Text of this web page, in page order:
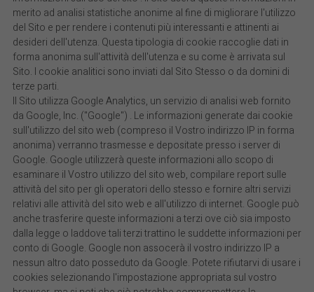
merito ad analisi statistiche anonime al fine di migliorare l'utilizzo
del Sito e per rendere i contenuti più interessanti e attinenti ai
desideri dell'utenza. Questa tipologia di cookie raccoglie dati in
forma anonima sull'attività dell'utenza e su come è arrivata sul
Sito. I cookie analitici sono inviati dal Sito Stesso o da domini di
terze parti.
Il Sito utilizza Google Analytics, un servizio di analisi web fornito
da Google, Inc. ("Google") . Le informazioni generate dai cookie
sull'utilizzo del sito web (compreso il Vostro indirizzo IP in forma
anonima) verranno trasmesse e depositate presso i server di
Google. Google utilizzerà queste informazioni allo scopo di
esaminare il Vostro utilizzo del sito web, compilare report sulle
attività del sito per gli operatori dello stesso e fornire altri servizi
relativi alle attività del sito web e all'utilizzo di internet. Google può
anche trasferire queste informazioni a terzi ove ciò sia imposto
dalla legge o laddove tali terzi trattino le suddette informazioni per
conto di Google. Google non assocerà il vostro indirizzo IP a
nessun altro dato posseduto da Google. Potete rifiutarvi di usare i
cookies selezionando l'impostazione appropriata sul vostro